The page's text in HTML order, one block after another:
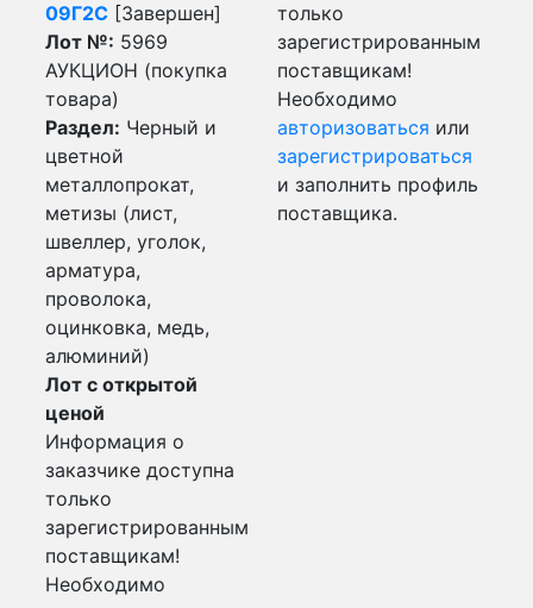
09Г2С [Завершен]
Лот №: 5969
АУКЦИОН (покупка
товара)
Раздел: Черный и
цветной
металлопрокат,
метизы (лист,
швеллер, уголок,
арматура,
проволока,
оцинковка, медь,
алюминий)
Лот с открытой
ценой
Информация о
заказчике доступна
только
зарегистрированным
поставщикам!
Необходимо
только
зарегистрированным
поставщикам!
Необходимо
авторизоваться или
зарегистрироваться
и заполнить профиль
поставщика.